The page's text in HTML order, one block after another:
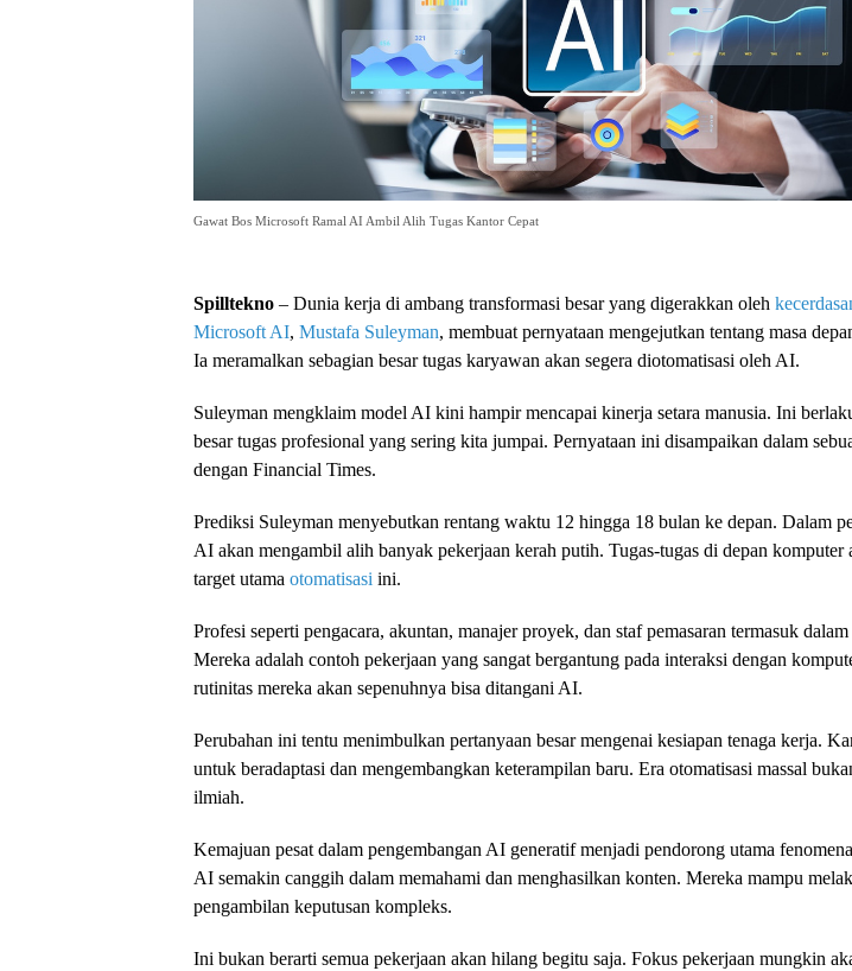
Gawat Bos Microsoft Ramal AI Ambil Alih Tugas Kantor Cepat
Spilltekno – Dunia kerja di ambang transformasi besar yang digerakkan oleh
Microsoft AI, Mustafa Suleyman, membuat pernyataan mengejutkan tentang masa
Ia meramalkan sebagian besar tugas karyawan akan segera diotomatisasi oleh AI.
Suleyman mengklaim model AI kini hampir mencapai kinerja setara manusia. Ini
besar tugas profesional yang sering kita jumpai. Pernyataan ini disampaikan dalam
dengan Financial Times.
Prediksi Suleyman menyebutkan rentang waktu 12 hingga 18 bulan ke depan. Dalam
AI akan mengambil alih banyak pekerjaan kerah putih. Tugas-tugas di depan komputer
target utama otomatisasi ini.
Profesi seperti pengacara, akuntan, manajer proyek, dan staf pemasaran termasuk
Mereka adalah contoh pekerjaan yang sangat bergantung pada interaksi dengan
rutinitas mereka akan sepenuhnya bisa ditangani AI.
Perubahan ini tentu menimbulkan pertanyaan besar mengenai kesiapan tenaga kerja.
untuk beradaptasi dan mengembangkan keterampilan baru. Era otomatisasi massal
ilmiah.
Kemajuan pesat dalam pengembangan AI generatif menjadi pendorong utama
AI semakin canggih dalam memahami dan menghasilkan konten. Mereka mampu
pengambilan keputusan kompleks.
Ini bukan berarti semua pekerjaan akan hilang begitu saja. Fokus pekerjaan mungkin